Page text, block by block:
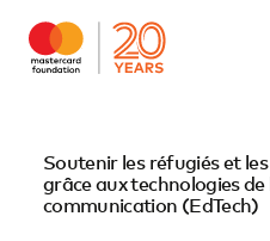
Soutenir les réfugiés et
grâce aux technologies
communication (EdTech)